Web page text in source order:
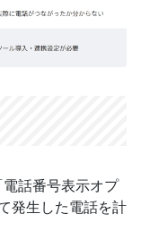
話番号表示オプ
発生した電話を計